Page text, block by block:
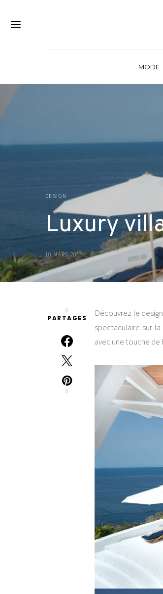
MODE
DESIGN
Luxury
10 MARS 2013
8
PARTAGES
8
Découvrez le
spectaculaire sur
avec une touche de